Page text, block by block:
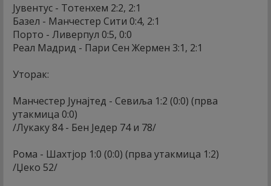
Јувентус - Тотенхем 2:2, 2:1
Базел - Манчестер Сити 0:4, 2:1
Порто - Ливерпул 0:5, 0:0
Реал Мадрид - Пари Сен Жермен 3:1, 2:1
Уторак:
Манчестер Јунајтед - Севиља 1:2 (0:0) (прва
утакмица 0:0)
/Лукаку 84 - Бен Једер 74 и 78/
Рома - Шахтјор 1:0 (0:0) (прва утакмица 1:2)
/Џеко 52/